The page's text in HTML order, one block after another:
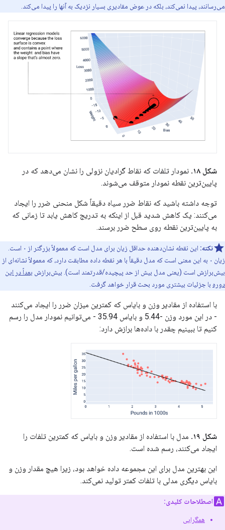
می‌رسانند، پیدا نمی‌کند، بلکه در عوض مقادیری بسیار نزدیک به آنها را پیدا می‌کند.
شکل ۱۸.
نمودار تلفات که نقاط گرادیان نزولی را نشان می‌دهد که در
پایین‌ترین نقطه نمودار متوقف می‌شوند.
توجه داشته باشید که نقاط ضرر سیاه دقیقاً شکل منحنی ضرر را ایجاد
می‌کنند: یک کاهش شدید قبل از اینکه به تدریج کاهش یابد تا زمانی که
به پایین‌ترین نقطه روی سطح ضرر برسند.
نکته:
این نقطه نشان‌دهنده حداقل زیان برای مدل است که معمولاً بزرگتر از ۰ است.
زیان ۰ به این معنی است که مدل دقیقاً با هر نقطه داده مطابقت دارد، که معمولاً نشانه‌ای از
بیش‌برازش است (یعنی مدل بیش از حد پیچیده/قدرتمند است). بیش‌برازش بعداً در این
دوره با جزئیات بیشتری مورد بحث قرار خواهد گرفت.
با استفاده از مقادیر وزن و بایاس که کمترین میزان ضرر را ایجاد می‌کنند
- در این مورد وزن -5.44 و بایاس 35.94 - می‌توانیم نمودار مدل را رسم
کنیم تا ببینیم چقدر با داده‌ها برازش دارد:
شکل ۱۹.
مدل با استفاده از مقادیر وزن و بایاس که کمترین تلفات را
ایجاد می‌کنند، رسم شده است.
این بهترین مدل برای این مجموعه داده خواهد بود، زیرا هیچ مقدار وزن و
بایاس دیگری مدلی با تلفات کمتر تولید نمی‌کند.
اصطلاحات کلیدی:
همگرایی